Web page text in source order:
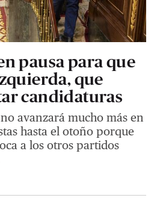
pausa para que
que
candidaturas
avanzará mucho más en
hasta el otoño porque
a los otros partidos